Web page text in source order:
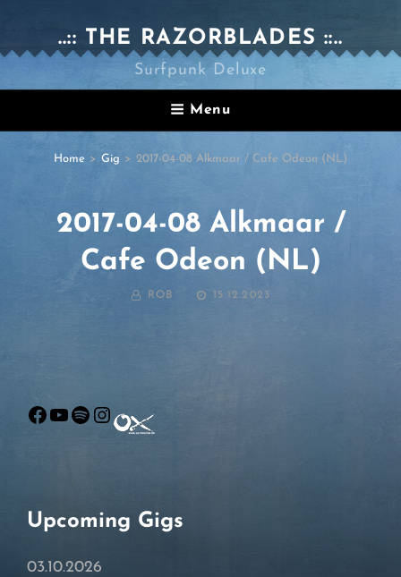
..:: THE RAZORBLADES ::..
Surfpunk Deluxe
Menu
Home > Gig > 2017-04-08 Alkmaar / Cafe Odeon (NL)
2017-04-08 Alkmaar /
Cafe Odeon (NL)
BY ROB
POSTED
15.12.2023
Facebook
YouTube
Spotify
Instagram
Upcoming Gigs
03.10.2026